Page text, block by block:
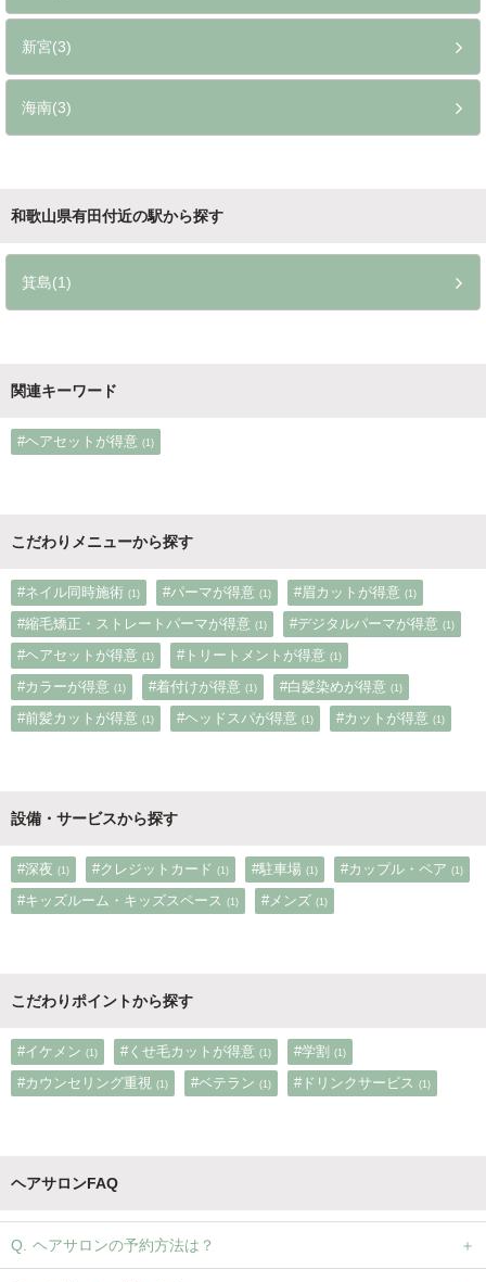
新宮(3)
海南(3)
和歌山県有田付近の駅から探す
箕島(1)
関連キーワード
#ヘアセットが得意 (1)
こだわりメニューから探す
#ネイル同時施術 (1) #パーマが得意 (1) #眉カットが得意 (1)
#縮毛矯正・ストレートパーマが得意 (1) #デジタルパーマが得意 (1)
#ヘアセットが得意 (1) #トリートメントが得意 (1)
#カラーが得意 (1) #着付けが得意 (1) #白髪染めが得意 (1)
#前髪カットが得意 (1) #ヘッドスパが得意 (1) #カットが得意 (1)
設備・サービスから探す
#深夜 (1) #クレジットカード (1) #駐車場 (1) #カップル・ペア (1)
#キッズルーム・キッズスペース (1) #メンズ (1)
こだわりポイントから探す
#イケメン (1) #くせ毛カットが得意 (1) #学割 (1)
#カウンセリング重視 (1) #ベテラン (1) #ドリンクサービス (1)
ヘアサロンFAQ
ヘアサロンの予約方法は？